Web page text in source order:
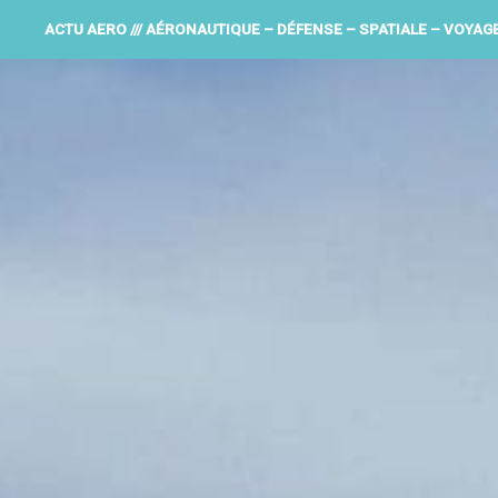
ACTU AERO /// AÉRONAUTIQUE – DÉFENSE – SPATIALE –